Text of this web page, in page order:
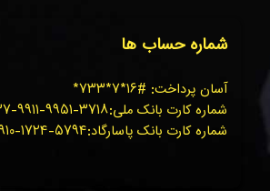
شماره حساب ها
آسان پرداخت: #۱۶*۷*۷۳۳*
شماره کارت بانک ملی:۳۷۱۸-۹۹۵۱-۹۹۱۱-۶۰۳۷
شماره کارت بانک پاسارگاد:۵۷۹۴-۱۷۲۴-۲۹۱۰-۵۰۲۲